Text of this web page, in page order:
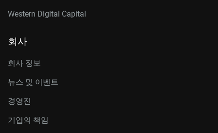
Western Digital Capital
회사
회사 정보
뉴스 및 이벤트
경영진
기업의 책임